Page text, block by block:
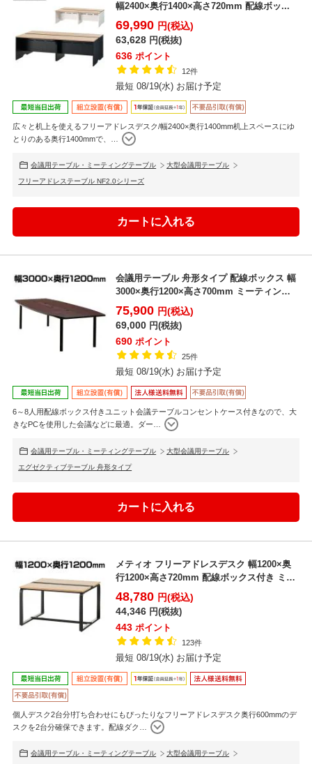
幅2400×奥行1400×高さ720mm 配線ボッ...
69,990 円(税込)
63,628 円(税抜)
636 ポイント
12件
最短 08/19(水) お届け予定
広々と机上を使えるフリーアドレスデスク/幅2400×奥行1400mm机上スペースにゆ
とりのある奥行1400mmで、
会議用テーブル・ミーティングテーブル 大型会議用テーブル
フリーアドレステーブル NF2.0シリーズ
会議用テーブル 舟形タイプ 配線ボックス 幅
3000×奥行1200×高さ700mm ミーティング
テー...
75,900 円(税込)
69,000 円(税抜)
690 ポイント
25件
最短 08/19(水) お届け予定
6～8人用配線ボックス付きユニット会議テーブルコンセントケース付きなので、大
きなPCを使用した会議などに最適。ダー
会議用テーブル・ミーティングテーブル 大型会議用テーブル
エグゼクティブテーブル 舟形タイプ
メティオ フリーアドレスデスク 幅1200×奥
行1200×高さ720mm 配線ボックス付き ミー
ティ...
48,780 円(税込)
44,346 円(税抜)
443 ポイント
123件
最短 08/19(水) お届け予定
個人デスク2台分!打ち合わせにもぴったりなフリーアドレスデスク奥行600mmのデ
スクを2台分確保できます。配線ダク
会議用テーブル・ミーティングテーブル 大型会議用テーブル